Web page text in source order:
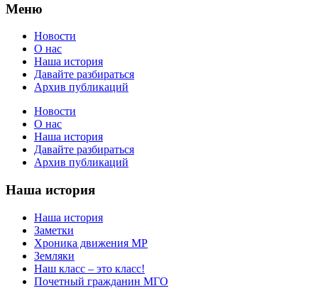
Меню
Новости
О нас
Наша история
Давайте разбираться
Архив публикаций
Новости
О нас
Наша история
Давайте разбираться
Архив публикаций
Наша история
Наша история
Заметки
Хроника движения МР
Земляки
Наш класс – это класс!
Почетный гражданин МГО